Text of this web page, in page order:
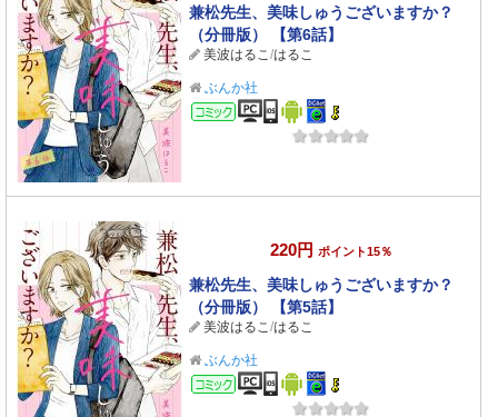
兼松先生、美味しゅうございますか？
（分冊版） 【第6話】
美波はるこ/はるこ
ぶんか社
コミック
220円 ポイント15％
兼松先生、美味しゅうございますか？
（分冊版） 【第5話】
美波はるこ/はるこ
ぶんか社
コミック